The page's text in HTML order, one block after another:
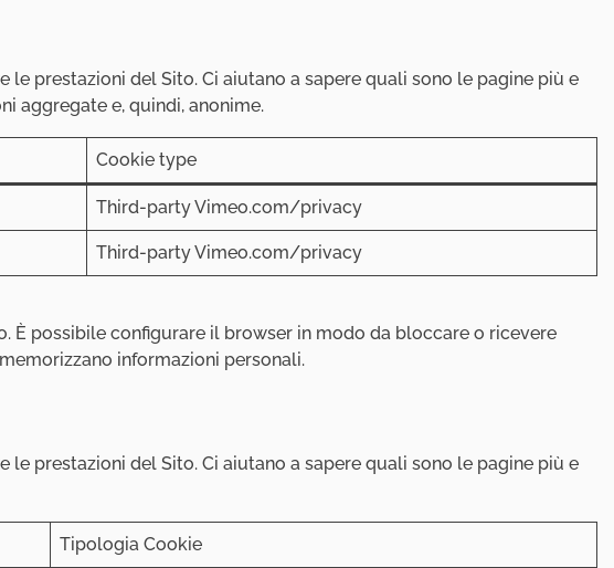
prestazioni del Sito. Ci aiutano a sapere quali sono le pagine più e
aggregate e, quindi, anonime.
Cookie type
Third-party Vimeo.com/privacy
Third-party Vimeo.com/privacy
È possibile configurare il browser in modo da bloccare o ricevere
informazioni personali.
prestazioni del Sito. Ci aiutano a sapere quali sono le pagine più e
Tipologia Cookie